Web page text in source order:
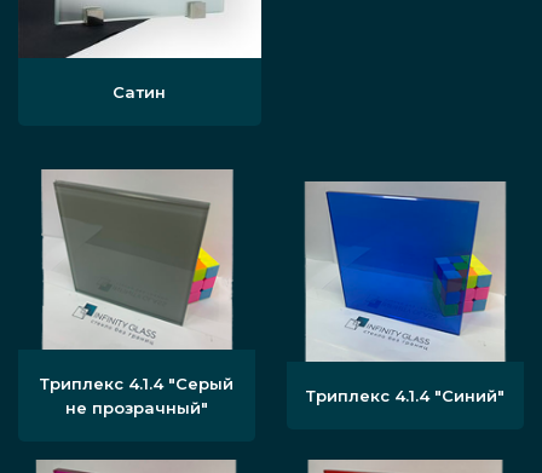
Сатин
Триплекс 4.1.4 "Серый
не прозрачный"
Триплекс 4.1.4 "Синий"